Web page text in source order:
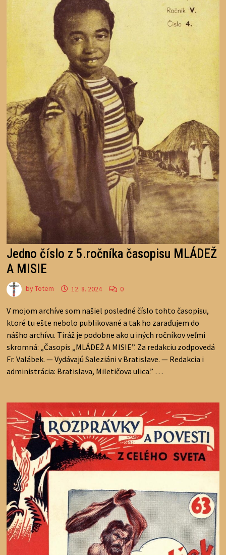
Jedno číslo z 5.ročníka časopisu MLÁDEŽ
A MISIE
byTotem 12. 8. 2024 0
V mojom archíve som našiel posledné číslo tohto časopisu,
ktoré tu ešte nebolo publikované a tak ho zaraďujem do
nášho archívu. Tiráž je podobne ako u iných ročníkov veľmi
skromná: „Časopis „MLÁDEŽ A MISIE”. Za redakciu zodpovedá
Fr. Valábek. — Vydávajú Saleziáni v Bratislave. — Redakcia i
administrácia: Bratislava, Miletičova ulica.” …